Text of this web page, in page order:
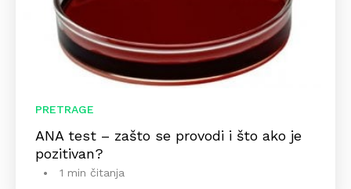
PRETRAGE
ANA test – zašto se provodi i što ako je
pozitivan?
1 min čitanja